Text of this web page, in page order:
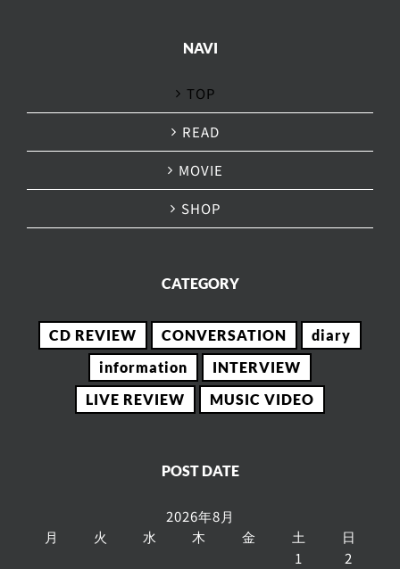
NAVI
TOP
READ
MOVIE
SHOP
CATEGORY
CD REVIEW CONVERSATION
diary
information
INTERVIEW
LIVE REVIEW
MUSIC VIDEO
POST DATE
2026年8月
月
火 水 木 金 土 日
1
2